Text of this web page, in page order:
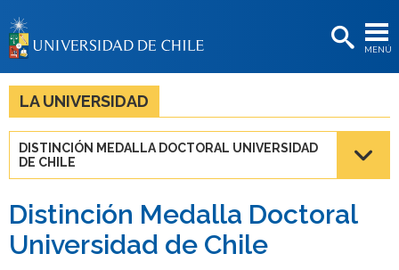
MENÚ
BIBLIOTECAS
LA UNIVERSIDAD
Funcionarias/os
LA UNIVERSIDAD
DISTINCIÓN MEDALLA DOCTORAL UNIVERSIDAD
DE CHILE
Distinción Medalla Doctoral
Universidad de Chile